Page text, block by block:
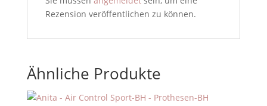
Rezension veröffentlichen zu können.
Ähnliche Produkte